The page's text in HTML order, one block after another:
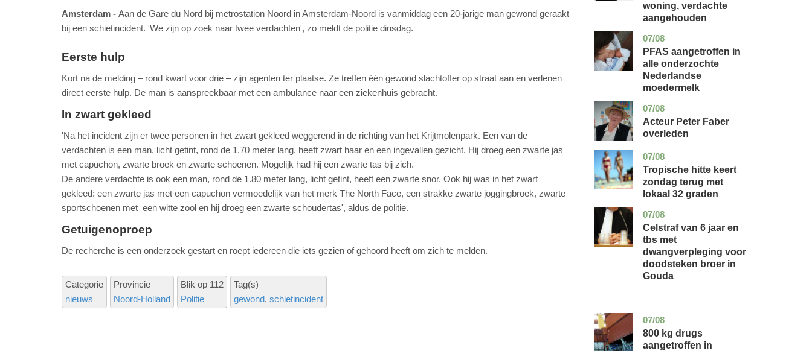
Amsterdam
Aan de Gare du Nord bij metrostation Noord in Amsterdam-Noord is vanmiddag een 20-jarige man gewond geraakt
bij een schietincident. 'We zijn op zoek naar twee verdachten', zo meldt de politie dinsdag.
Eerste hulp
Kort na de melding – rond kwart voor drie – zijn agenten ter plaatse. Ze treffen één gewond slachtoffer op straat aan en verlenen
direct eerste hulp. De man is aanspreekbaar met een ambulance naar een ziekenhuis gebracht.
In zwart gekleed
'Na het incident zijn er twee personen in het zwart gekleed weggerend in de richting van het Krijtmolenpark. Een van de
verdachten is een man, licht getint, rond de 1.70 meter lang, heeft zwart haar en een ingevallen gezicht. Hij droeg een zwarte jas
met capuchon, zwarte broek en zwarte schoenen. Mogelijk had hij een zwarte tas bij zich.
De andere verdachte is ook een man, rond de 1.80 meter lang, licht getint, heeft een zwarte snor. Ook hij was in het zwart
gekleed: een zwarte jas met een capuchon vermoedelijk van het merk The North Face, een strakke zwarte joggingbroek, zwarte
sportschoenen met een witte zool en hij droeg een zwarte schoudertas', aldus de politie.
Getuigenoproep
De recherche is een onderzoek gestart en roept iedereen die iets gezien of gehoord heeft om zich te melden.
Categorie
nieuws
Provincie
Noord-Holland
Blik op 112
Politie
Tag(s)
gewond schietincident
woning, verdachte
aangehouden
07/08
utrecht
gezondheid
PFAS aangetroffen in
alle onderzochte
Nederlandse
moedermelk
07/08
noord-
holland
glossy
Acteur Peter Faber
overleden
07/08
utrecht
nieuws
Tropische hitte keert
zondag terug met
lokaal 32 graden
07/08
zuid-
holland
nieuws
Celstraf van 6 jaar en
tbs met
dwangverpleging voor
doodsteken broer in
Gouda
07/08
noord-
holland
nieuws
800 kg drugs
aangetroffen in